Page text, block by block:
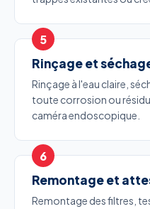
Rinçage et
Rinçage à l'eau claire,
toute corrosion ou
caméra endoscopique.
Remontage et
Remontage des filtres,